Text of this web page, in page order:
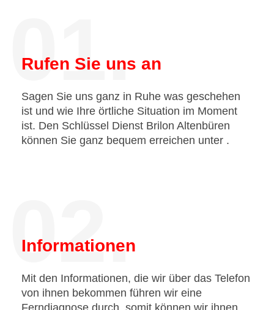
01.
Rufen Sie uns an
Sagen Sie uns ganz in Ruhe was geschehen
ist und wie Ihre örtliche Situation im Moment
ist. Den Schlüssel Dienst Brilon Altenbüren
können Sie ganz bequem erreichen unter .
02.
Informationen
Mit den Informationen, die wir über das Telefon
von ihnen bekommen führen wir eine
Ferndiagnose durch, somit können wir ihnen